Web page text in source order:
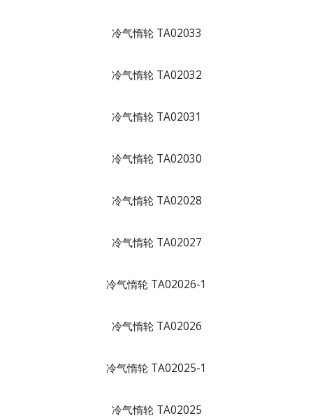
冷气惰轮 TA02033
冷气惰轮 TA02032
冷气惰轮 TA02031
冷气惰轮 TA02030
冷气惰轮 TA02028
冷气惰轮 TA02027
冷气惰轮 TA02026-1
冷气惰轮 TA02026
冷气惰轮 TA02025-1
冷气惰轮 TA02025